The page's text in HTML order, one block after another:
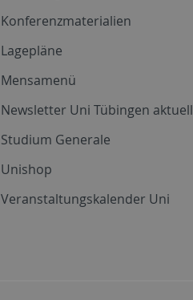
Konferenzmaterialien
Lagepläne
Mensamenü
Newsletter Uni Tübingen aktuell
Studium Generale
Unishop
Veranstaltungskalender Uni